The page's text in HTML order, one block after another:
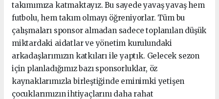
takımımıza katmaktayız. Bu sayede yavaş yavaş hem
futbolu, hem takım olmayı öğreniyorlar. Tüm bu
çalışmaları sponsor almadan sadece toplanılan düşük
miktardaki aidatlar ve yönetim kurulundaki
arkadaşlarımızın katkıları ile yaptık. Gelecek sezon
için planladığımız bazı sponsorluklar, öz
kaynaklarımızla birleştiğinde eminimki yetişen
çocuklarımızın ihtiyaçlarını daha rahat